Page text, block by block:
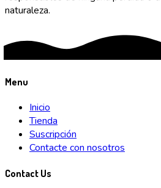
naturaleza.
Menu
Inicio
Tienda
Suscripción
Contacte con nosotros
Contact Us